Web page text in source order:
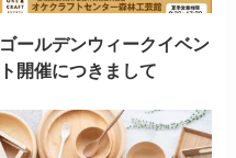
ゴールデンウィークイベン
ト開催につきまして